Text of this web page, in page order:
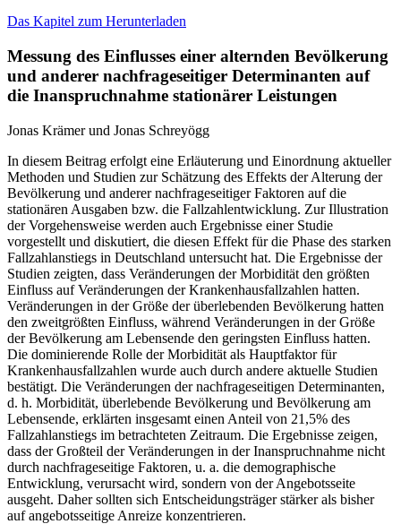
Das Kapitel zum Herunterladen
Messung des Einflusses einer alternden Bevölkerung
und anderer nachfrageseitiger Determinanten auf
die Inanspruchnahme stationärer Leistungen
Jonas Krämer und Jonas Schreyögg
In diesem Beitrag erfolgt eine Erläuterung und Einordnung aktueller
Methoden und Studien zur Schätzung des Effekts der Alterung der
Bevölkerung und anderer nachfrageseitiger Faktoren auf die
stationären Ausgaben bzw. die Fallzahlentwicklung. Zur Illustration
der Vorgehensweise werden auch Ergebnisse einer Studie
vorgestellt und diskutiert, die diesen Effekt für die Phase des starken
Fallzahlanstiegs in Deutschland untersucht hat. Die Ergebnisse der
Studien zeigten, dass Veränderungen der Morbidität den größten
Einfluss auf Veränderungen der Krankenhausfallzahlen hatten.
Veränderungen in der Größe der überlebenden Bevölkerung hatten
den zweitgrößten Einfluss, während Veränderungen in der Größe
der Bevölkerung am Lebensende den geringsten Einfluss hatten.
Die dominierende Rolle der Morbidität als Hauptfaktor für
Krankenhausfallzahlen wurde auch durch andere aktuelle Studien
bestätigt. Die Veränderungen der nachfrageseitigen Determinanten,
d. h. Morbidität, überlebende Bevölkerung und Bevölkerung am
Lebensende, erklärten insgesamt einen Anteil von 21,5% des
Fallzahlanstiegs im betrachteten Zeitraum. Die Ergebnisse zeigen,
dass der Großteil der Veränderungen in der Inanspruchnahme nicht
durch nachfrageseitige Faktoren, u. a. die demographische
Entwicklung, verursacht wird, sondern von der Angebotsseite
ausgeht. Daher sollten sich Entscheidungsträger stärker als bisher
auf angebotsseitige Anreize konzentrieren.